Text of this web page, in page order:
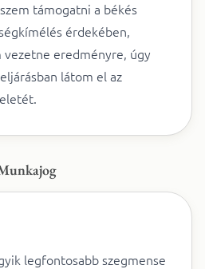
támogatni a békés
érdekében,
eredményre, úgy
látom el az
legfontosabb szegmense